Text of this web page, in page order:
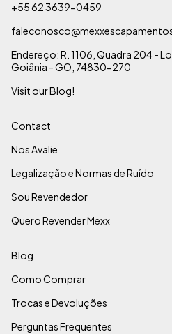
+55 62 3639-0459
Endereço: R. 1106, Quadra 204 -
Goiânia - GO, 74830-270
Visit our Blog!
Contact
Nos Avalie
Legalização e Normas de Ruído
Sou Revendedor
Quero Revender Mexx
Blog
Como Comprar
Trocas e Devoluções
Perguntas Frequentes